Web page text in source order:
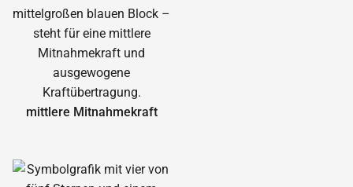
mittlere Mitnahmekraft